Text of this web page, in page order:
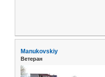
Manukovskiy
Ветеран